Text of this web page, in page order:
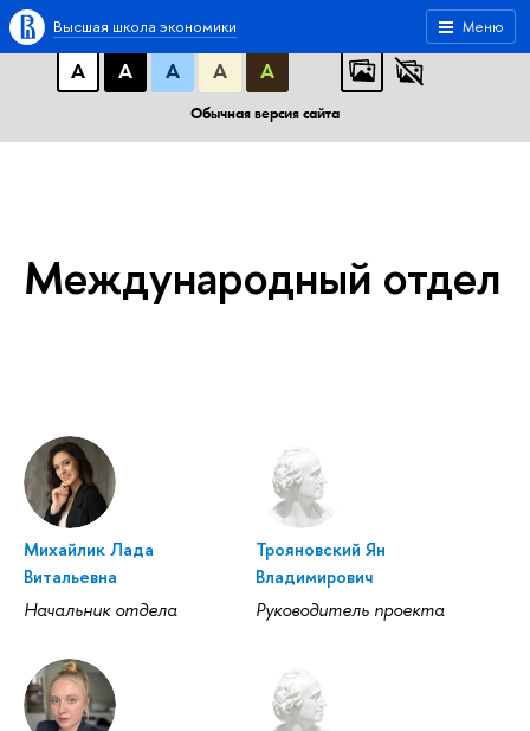
A A A АБB
АБB
А
А А А А
Обычная версия сайта
Меню
Высшая школа экономики
Международный отдел
Михайлик Лада
Витальевна
Начальник отдела
Трояновский Ян
Владимирович
Руководитель проекта